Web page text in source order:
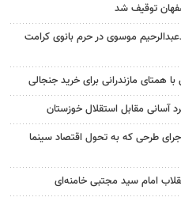
موسوی در حرم بانوی کرامت
همتای مازندرانی برای خرید جنجالی
آسانی مقابل استقلال خوزستان
طرحی که به تحول اقتصاد سینما
امام سید مجتبی خامنه‌ای